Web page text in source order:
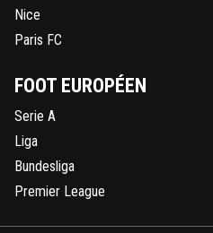
Nice
Paris FC
FOOT EUROPÉEN
Serie A
Liga
Bundesliga
Premier League